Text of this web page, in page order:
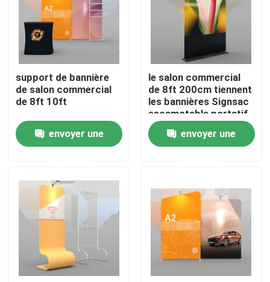
Aperçu
Produits
A propos de nous
Visite d'usine
support de bannière
de salon commercial
de 8ft 10ft
envoyer une
le salon commercial
de 8ft 200cm tiennent
les bannières Signsac
escamotable portatif
pour S+how
commercialenvoyer une